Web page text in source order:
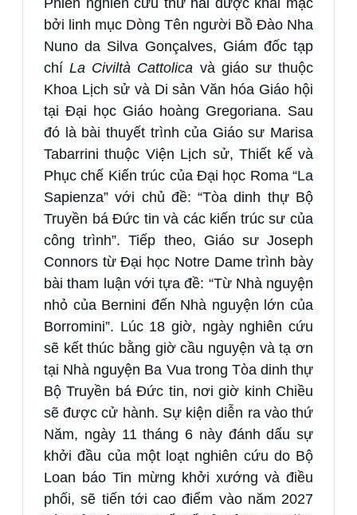
Phiên nghiên cứu thứ hai được khai mạc
bởi linh mục Dòng Tên người Bồ Đào Nha
Nuno da Silva Gonçalves, Giám đốc tạp
chí La Civiltà Cattolica và giáo sư thuộc
Khoa Lịch sử và Di sản Văn hóa Giáo hội
tại Đại học Giáo hoàng Gregoriana. Sau
đó là bài thuyết trình của Giáo sư Marisa
Tabarrini thuộc Viện Lịch sử, Thiết kế và
Phục chế Kiến trúc của Đại học Roma “La
Sapienza” với chủ đề: “Tòa dinh thự Bộ
Truyền bá Đức tin và các kiến trúc sư của
công trình”. Tiếp theo, Giáo sư Joseph
Connors từ Đại học Notre Dame trình bày
bài tham luận với tựa đề: “Từ Nhà nguyện
nhỏ của Bernini đến Nhà nguyện lớn của
Borromini”. Lúc 18 giờ, ngày nghiên cứu
sẽ kết thúc bằng giờ cầu nguyện và tạ ơn
tại Nhà nguyện Ba Vua trong Tòa dinh thự
Bộ Truyền bá Đức tin, nơi giờ kinh Chiều
sẽ được cử hành. Sự kiện diễn ra vào thứ
Năm, ngày 11 tháng 6 này đánh dấu sự
khởi đầu của một loạt nghiên cứu do Bộ
Loan báo Tin mừng khởi xướng và điều
phối, sẽ tiến tới cao điểm vào năm 2027